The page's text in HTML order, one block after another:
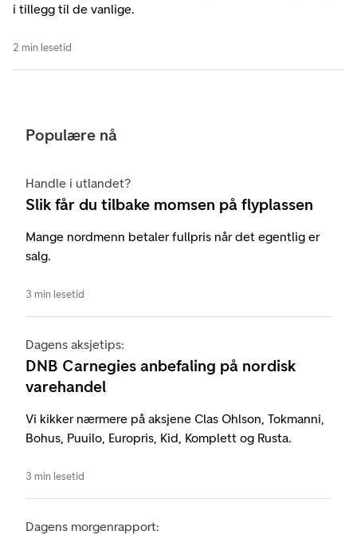
i tillegg til de vanlige.
2 min lesetid
Populære nå
Handle i utlandet?
Slik får du tilbake momsen på flyplassen
Mange nordmenn betaler fullpris når det egentlig er
salg.
3 min lesetid
Dagens aksjetips:
DNB Carnegies anbefaling på nordisk
varehandel
Vi kikker nærmere på aksjene Clas Ohlson, Tokmanni,
Bohus, Puuilo, Europris, Kid, Komplett og Rusta.
3 min lesetid
Dagens morgenrapport: